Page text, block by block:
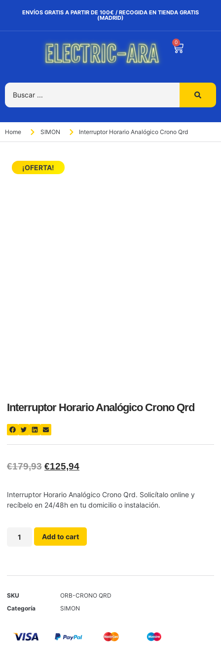
ENVÍOS GRATIS A PARTIR DE 100€ / RECOGIDA EN TIENDA GRATIS
(MADRID)
0
Home SIMON Interruptor Horario Analógico Crono Qrd
¡OFERTA!
Interruptor Horario Analógico Crono Qrd
€179,93 €125,94
Interruptor Horario Analógico Crono Qrd. Solicítalo online y
recíbelo en 24/48h en tu domicilio o instalación.
Add to cart
SKU
ORB-CRONO QRD
Categoría
SIMON